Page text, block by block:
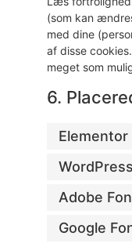
(som kan
med dine
af disse
meget som
6.
Elementor
WordPress
Adobe
Google